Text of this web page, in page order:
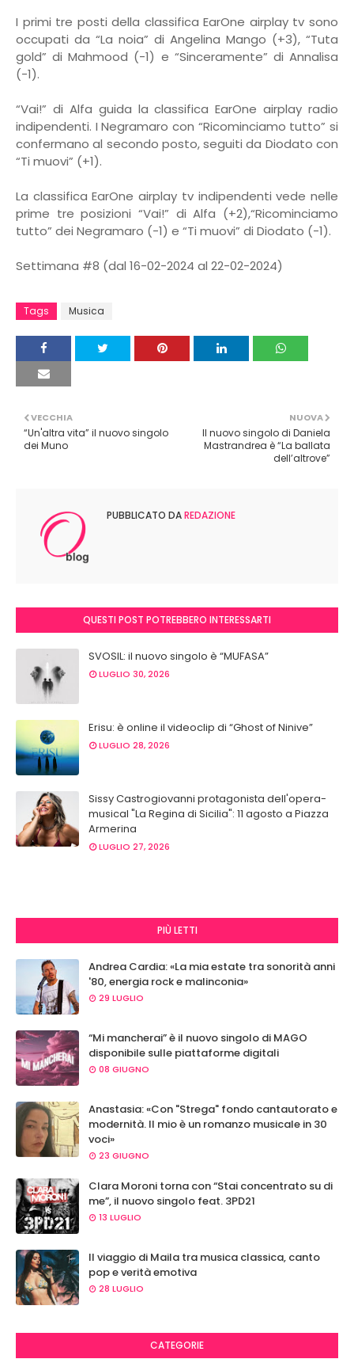
I primi tre posti della classifica EarOne airplay tv sono
occupati da “La noia” di Angelina Mango (+3), “Tuta
gold” di Mahmood (-1) e “Sinceramente” di Annalisa
(-1).
“Vai!” di Alfa guida la classifica EarOne airplay radio
indipendenti. I Negramaro con “Ricominciamo tutto” si
confermano al secondo posto, seguiti da Diodato con
“Ti muovi” (+1).
La classifica EarOne airplay tv indipendenti vede nelle
prime tre posizioni “Vai!” di Alfa (+2),“Ricominciamo
tutto” dei Negramaro (-1) e “Ti muovi” di Diodato (-1).
Settimana #8 (dal 16-02-2024 al 22-02-2024)
Tags Musica
NUOVA
Il nuovo singolo di Daniela
Mastrandrea è “La ballata
dell’altrove”
VECCHIA
“Un'altra vita” il nuovo singolo
dei Muno
PUBBLICATO DAREDAZIONE
QUESTI POST POTREBBERO INTERESSARTI
SVOSIL: il nuovo singolo è “MUFASA”
LUGLIO 30, 2026
Erisu: è online il videoclip di “Ghost of Ninive”
LUGLIO 28, 2026
Sissy Castrogiovanni protagonista dell'opera-
musical "La Regina di Sicilia": 11 agosto a Piazza
Armerina
LUGLIO 27, 2026
PIÙ LETTI
Andrea Cardia: «La mia estate tra sonorità anni
'80, energia rock e malinconia»
29 LUGLIO
“Mi mancherai” è il nuovo singolo di MAGO
disponibile sulle piattaforme digitali
08 GIUGNO
Anastasia: «Con "Strega" fondo cantautorato e
modernità. Il mio è un romanzo musicale in 30
voci»
23 GIUGNO
Clara Moroni torna con “Stai concentrato su di
me”, il nuovo singolo feat. 3PD21
13 LUGLIO
Il viaggio di Maila tra musica classica, canto
pop e verità emotiva
28 LUGLIO
CATEGORIE